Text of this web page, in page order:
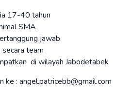
17-40 tahun
SMA
jawab
team
di wilayah Jabodetabek
ke : angel.patricebb@gmail.com